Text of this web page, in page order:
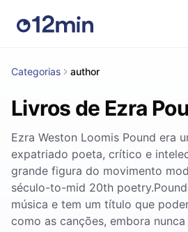
Categorias author
Livros de Ezra
Ezra Weston Loomis Pound era
expatriado poeta, crítico e
grande figura do movimento
século-to-mid 20th
música e tem um título que
como as canções, embora